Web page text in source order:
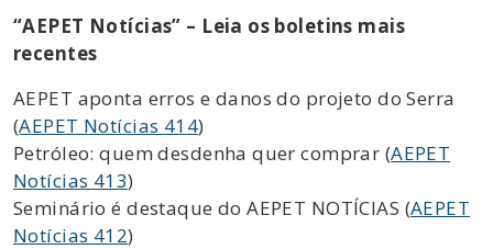
“AEPET Notícias” – Leia os boletins mais
recentes
AEPET aponta erros e danos do projeto do Serra
(AEPET Notícias 414)
Petróleo: quem desdenha quer comprar (AEPET
Notícias 413)
Seminário é destaque do AEPET NOTÍCIAS (AEPET
Notícias 412)